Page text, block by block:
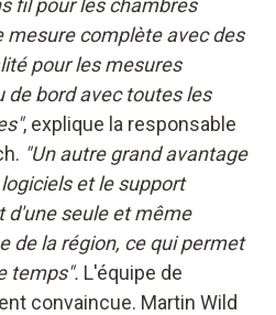
fil pour les chambres
mesure complète avec des
pour les mesures
de bord avec toutes les
, explique la responsable
"Un autre grand avantage
et le support
d'une seule et même
de la région, ce qui permet
temps". L'équipe de
convaincue. Martin Wild